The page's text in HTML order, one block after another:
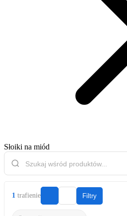
Słoiki na miód
1 trafienie Filtry